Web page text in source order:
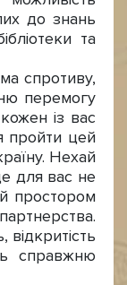
до знань
та
спротиву,
перемогу
із вас
пройти цей
Нехай
для вас не
простором
справжню